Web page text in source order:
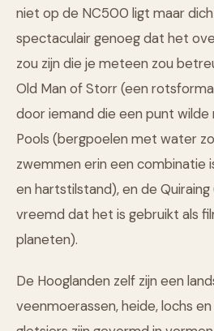
niet op de NC500 ligt maar
spectaculair genoeg dat het
zou zijn die je meteen zou
Old Man of Storr (een
door iemand die een punt wilde
Pools (bergpoelen met water zo
zwemmen erin een combinatie
en hartstilstand), en de Quiraing
vreemd dat het is gebruikt als
planeten).
De Hooglanden zelf zijn een
veenmoerassen, heide, lochs en